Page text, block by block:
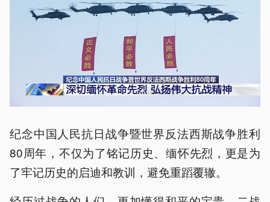
纪念中国人民抗日战争暨世界反法西斯战争胜利
80周年，不仅为了铭记历史、缅怀先烈，更是为
了牢记历史的启迪和教训，避免重蹈覆辙。